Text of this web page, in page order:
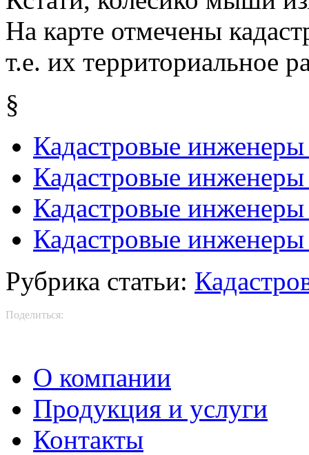
На карте отмечены
т.е. их территориальное
§
Кадастровые
Кадастровые
Кадастровые
Кадастровые
Рубрика статьи:
Поделиться:
О компании
Продукция и услуги
Контакты